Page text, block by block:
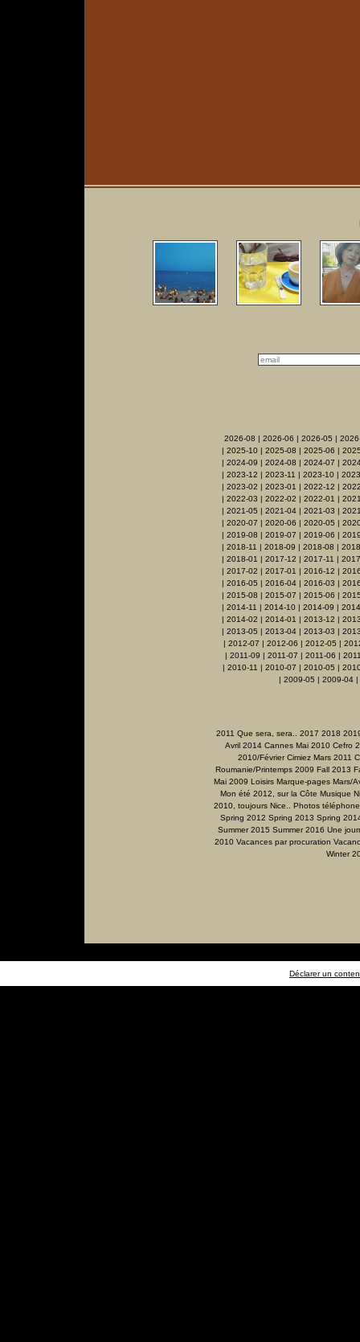
2026-08 | 2026-06 | 2026-05 |
| 2025-10| 2025-08 | 2025-06 |
| 2024-09 | 2024-08 | 2024-07 |
| 2023-12 | 2023-11 | 2023-10 |
| 2023-02 | 2023-01 | 2022-12 |
| 2022-03 | 2022-02 | 2022-01 |
| 2021-05 | 2021-04| 2021-03 |
| 2020-07 | 2020-06 | 2020-05 |
| 2019-08 | 2019-07 | 2019-06 |
| 2018-11 | 2018-09 | 2018-08 |
| 2018-01 | 2017-12 | 2017-11 |
| 2017-02 | 2017-01 | 2016-12 |
| 2016-05 | 2016-04 | 2016-03 |
| 2015-08 | 2015-07 | 2015-06 |
| 2014-11 | 2014-10 | 2014-09 |
| 2014-02 | 2014-01 | 2013-12 |
| 2013-05 | 2013-04 | 2013-03 |
| 2012-07 | 2012-06 | 2012-05 |
| 2011-09 | 2011-07 | 2011-06 |
| 2010-11 | 2010-07 | 2010-05 |
| 2009-05 | 2009-04 |
2011 Que sera, sera.. 2017 2018
Avril 2014 Cannes Mai 2010 Cefro
2010/Février Cimiez Mars 2011
Roumanie/Printemps 2009 Fall 2013
Mai 2009 Loisirs Marque-pages Mars/
Mon été 2012, sur la Côte Musique
2010, toujours Nice.. Photos téléphone
Spring 2012 Spring 2013 Spring
Summer 2015 Summer 2016 Une
2010 Vacances par procuration
Winter
Déclarer un